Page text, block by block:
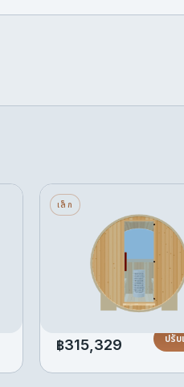
เล็ก
ถัง — เล็ก — กระจกด้า
ครึ่งบาน — เครื่องทำคว
ร้อนหิน
2 ที่นั่ง · กระจกด้านหลังครึ่ง
เครื่องทำความร้อนหิน
฿315,329 ปรั